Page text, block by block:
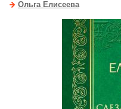
Ольга Елисеева